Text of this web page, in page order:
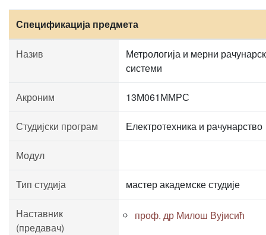
Спецификација предмета
Назив
Метрологија и мерни
системи
Акроним 13М061ММРС
Студијски програм Електротехника и рачунарство
Модул
Тип студија мастер академске студије
Наставник
(предавач)
проф. др Милош Вујисић